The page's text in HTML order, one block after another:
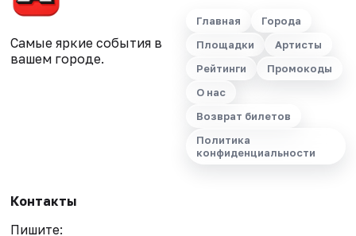
Самые яркие события в
вашем городе.
Главная
Города
Площадки
Артисты
Рейтинги
Промокоды
О нас
Возврат билетов
Политика
конфиденциальности
Контакты
Пишите: